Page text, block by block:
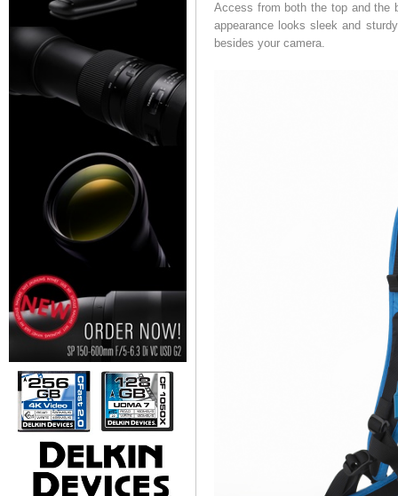
Access from both the top and the
appearance looks sleek and
besides your camera.